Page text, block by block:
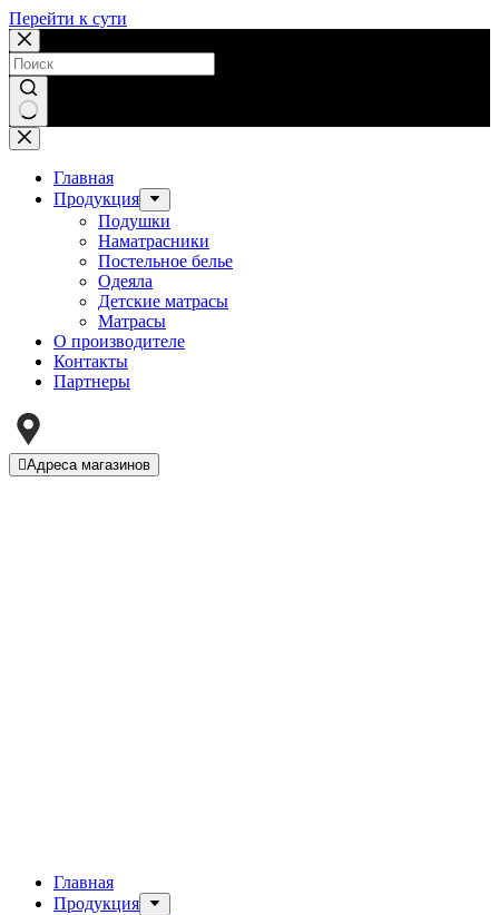
Перейти к сути
Ничего
не
найденоГлавная
Продукция
Подушки
Наматрасники
Постельное белье
Одеяла
Детские матрасы
Матрасы
О производителе
Контакты
Партнеры
Адреса магазинов
Главная
Продукция